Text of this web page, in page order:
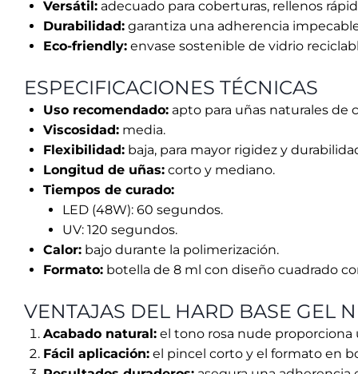
UV: 120 segundos.
Calor:bajo durante la polimerización.
Formato:botella de 8 ml con diseño cuadrado
VENTAJAS DEL HARD BASE GEL
Acabado natural:el tono rosa nude proporciona
Fácil aplicación:el pincel corto y el formato en
Resultados duraderos:asegura una adherencia
Versatilidad: perfecto para diversas técnicas,
Sostenibilidad:envase ecológico diseñado para
CÓMO UTILIZAR EL HARD BASE
Preparación de la uña natural
•Limpiar la uña con One Solution 3 en 1.
•Deshidratar con Nail Prep.
Adhesión